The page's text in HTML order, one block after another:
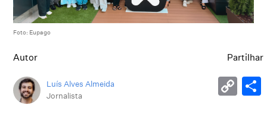
Foto: Eupago
Autor
Luís Alves Almeida
Jornalista
Partilhar